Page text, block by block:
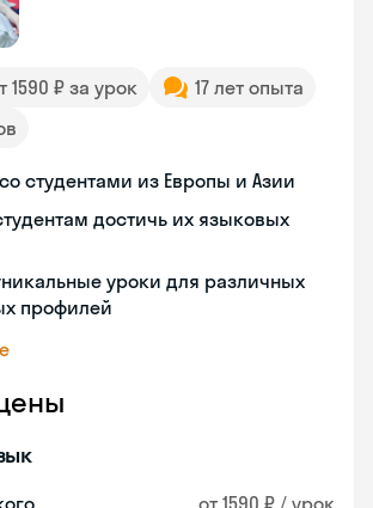
1590 ₽ за урок
17 лет опыта
студентами из Европы и Азии
достичь их языковых
уроки для различных
профилей
от 1590 ₽ / урок